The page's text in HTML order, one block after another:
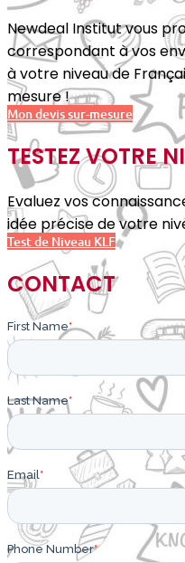
Newdeal Institut vous
correspondant à vos
à votre niveau de
mesure !
Mon devis sur-mesure
TESTEZ VOTRE
Evaluez vos
idée précise de votre
Test de Niveau KLF
CONTACT